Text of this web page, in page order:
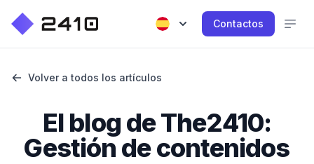
Contactos
Volver a todos los artículos
El blog de The2410:
Gestión de contenidos